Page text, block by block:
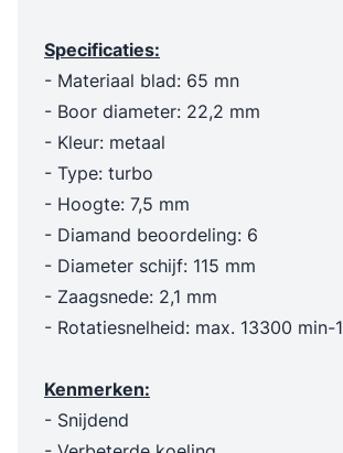
Specificaties:
- Materiaal blad: 65 mn
- Boor diameter: 22,2 mm
- Kleur: metaal
- Type: turbo
- Hoogte: 7,5 mm
- Diamand beoordeling: 6
- Diameter schijf: 115 mm
- Zaagsnede: 2,1 mm
- Rotatiesnelheid: max. 13300 min-1
Kenmerken:
- Snijdend